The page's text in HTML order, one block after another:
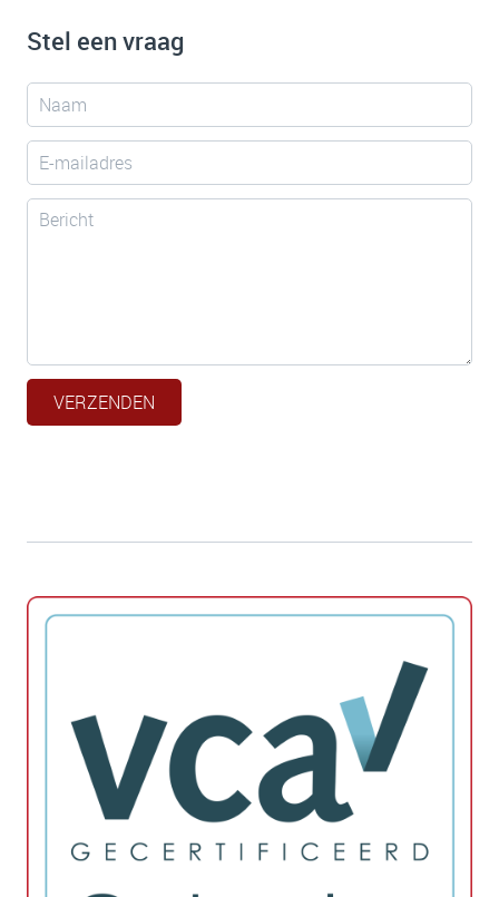
Stel een vraag
VERZENDEN